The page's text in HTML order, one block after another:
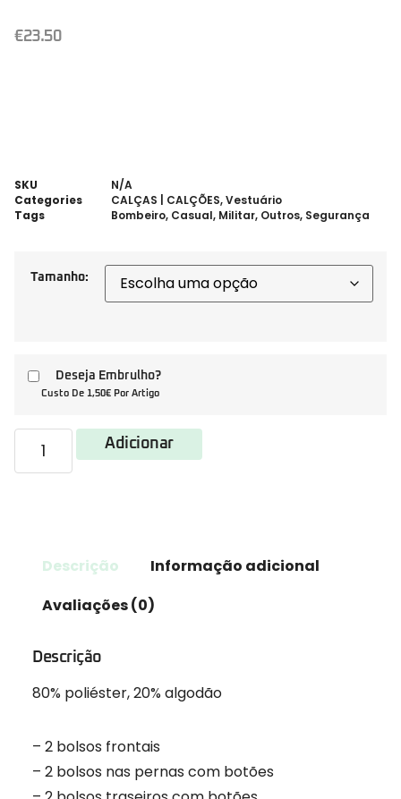
€23.50
SKU
N/A
Categories
CALÇAS | CALÇÕES,Vestuário
Tags
Bombeiro, Casual, Militar, Outros, Segurança
Tamanho:
Deseja Embrulho?
Custo De 1,50€ Por Artigo
Adicionar
Descrição
Informação adicional
Avaliações (0)
Descrição
80% poliéster, 20% algodão
– 2 bolsos frontais
– 2 bolsos nas pernas com botões